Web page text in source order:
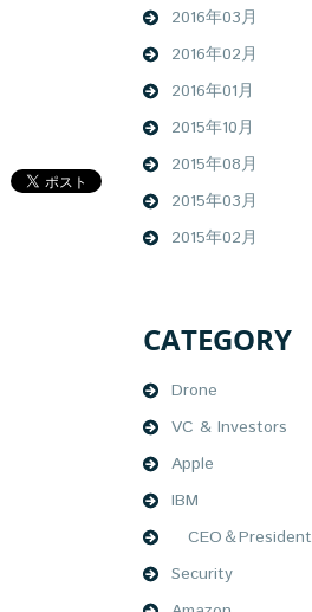
2016年03月
2016年02月
2016年01月
2015年10月
2015年08月
2015年03月
2015年02月
CATEGORY
Drone
VC & Investors
Apple
IBM
CEO＆President
Security